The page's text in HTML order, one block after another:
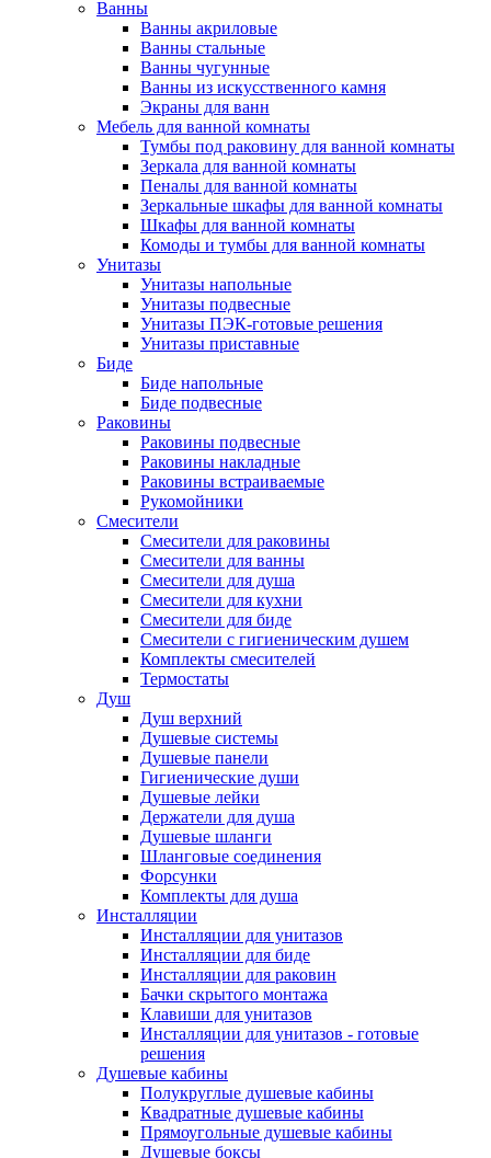
Ванны
Ванны акриловые
Ванны стальные
Ванны чугунные
Ванны из искусственного камня
Экраны для ванн
Мебель для ванной комнаты
Тумбы под раковину для ванной комнаты
Зеркала для ванной комнаты
Пеналы для ванной комнаты
Зеркальные шкафы для ванной комнаты
Шкафы для ванной комнаты
Комоды и тумбы для ванной комнаты
Унитазы
Унитазы напольные
Унитазы подвесные
Унитазы ПЭК-готовые решения
Унитазы приставные
Биде
Биде напольные
Биде подвесные
Раковины
Раковины подвесные
Раковины накладные
Раковины встраиваемые
Рукомойники
Смесители
Смесители для раковины
Смесители для ванны
Смесители для душа
Смесители для кухни
Смесители для биде
Смесители с гигиеническим душем
Комплекты смесителей
Термостаты
Душ
Душ верхний
Душевые системы
Душевые панели
Гигиенические души
Душевые лейки
Держатели для душа
Душевые шланги
Шланговые соединения
Форсунки
Комплекты для душа
Инсталляции
Инсталляции для унитазов
Инсталляции для биде
Инсталляции для раковин
Бачки скрытого монтажа
Клавиши для унитазов
Инсталляции для унитазов - готовые
решения
Душевые кабины
Полукруглые душевые кабины
Квадратные душевые кабины
Прямоугольные душевые кабины
Душевые боксы